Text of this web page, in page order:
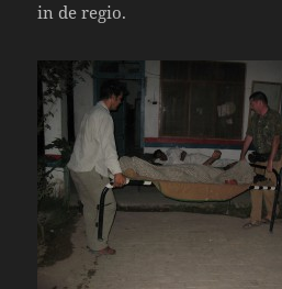
in de regio.